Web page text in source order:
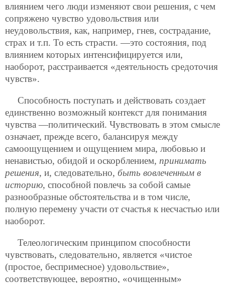
влиянием чего люди изменяют свои решения, с чем
сопряжено чувство удовольствия или
неудовольствия, как, например, гнев, сострадание,
страх и т.п. То есть страсти. —это состояния, под
влиянием которых интенсифицируется или,
наоборот, расстраивается «деятельность средоточия
чувств».
Способность поступать и действовать создает
единственно возможный контекст для понимания
чувства —политический. Чувствовать в этом смысле
означает, прежде всего, балансируя между
самоощущением и ощущением мира, любовью и
ненавистью, обидой и оскорблением, принимать
решения, и, следовательно, быть вовлеченным в
историю, способной повлечь за собой самые
разнообразные обстоятельства и в том числе,
полную перемену участи от счастья к несчастью или
наоборот.
Телеологическим принципом способности
чувствовать, следовательно, является «чистое
(простое, беспримесное) удовольствие»,
соответствующее, вероятно, «очищенным»